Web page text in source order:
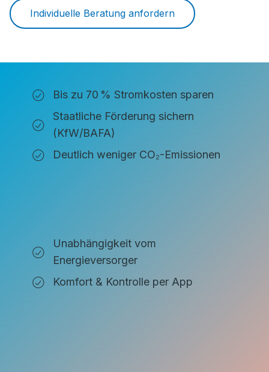
Individuelle Beratung anfordern
Bis zu 70 % Stromkosten sparen
Staatliche Förderung sichern
(KfW/BAFA)
Deutlich weniger CO₂-Emissionen
Unabhängigkeit vom
Energieversorger
Komfort & Kontrolle per App